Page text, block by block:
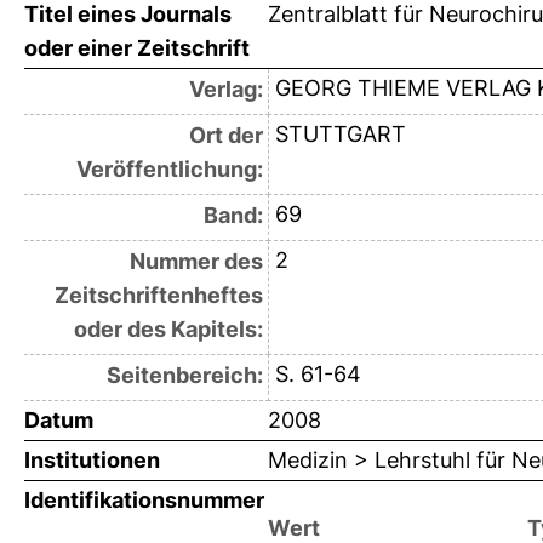
Titel eines Journals
oder einer Zeitschrift
Zentralblatt für
Verlag: GEORG THIEME VERLAG
Ort der
Veröffentlichung:
STUTTGART
Band: 69
Nummer des
Zeitschriftenheftes
oder des Kapitels:
2
Seitenbereich: S. 61-64
Datum
2008
Institutionen
Medizin > Lehrstuhl für
Identifikationsnummer
Wert